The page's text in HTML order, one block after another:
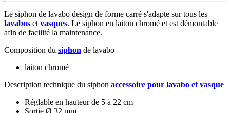
Le siphon de lavabo design de forme carré s'adapte sur tous les
lavabos et vasques. Le siphon en laiton chromé et est démontable
afin de facilité la maintenance.
Composition du siphon de lavabo
laiton chromé
Description technique du siphon accessoire pour lavabo et vasque
Réglable en hauteur de 5 à 22 cm